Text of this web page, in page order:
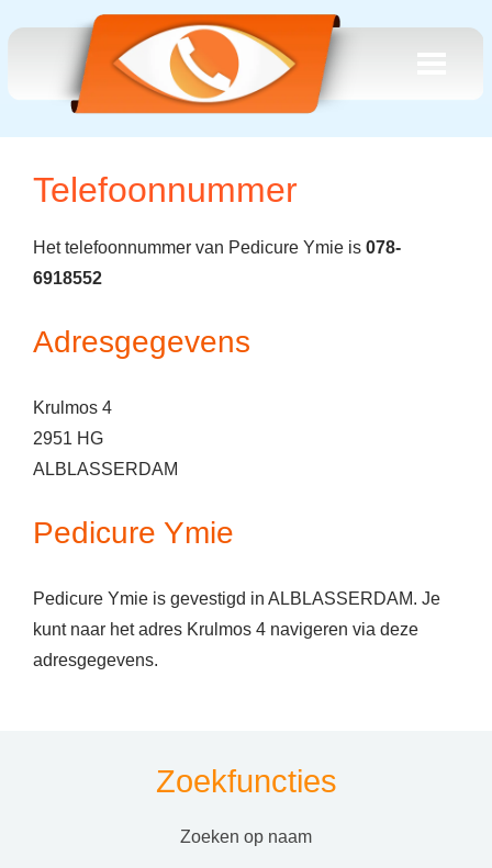
Telefoonnummer
Het telefoonnummer van Pedicure Ymie is 078-
6918552
Adresgegevens
Krulmos 4
2951 HG
ALBLASSERDAM
Pedicure Ymie
Pedicure Ymie is gevestigd in ALBLASSERDAM. Je
kunt naar het adres Krulmos 4 navigeren via deze
adresgegevens.
Zoekfuncties
zoeken op naam